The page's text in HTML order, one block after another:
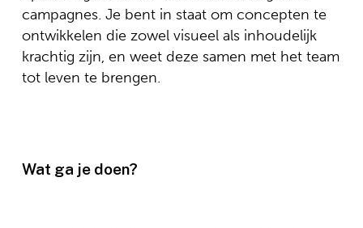
campagnes. Je bent in staat om concepten te
ontwikkelen die zowel visueel als inhoudelijk
krachtig zijn, en weet deze samen met het team
tot leven te brengen.
Wat ga je doen?